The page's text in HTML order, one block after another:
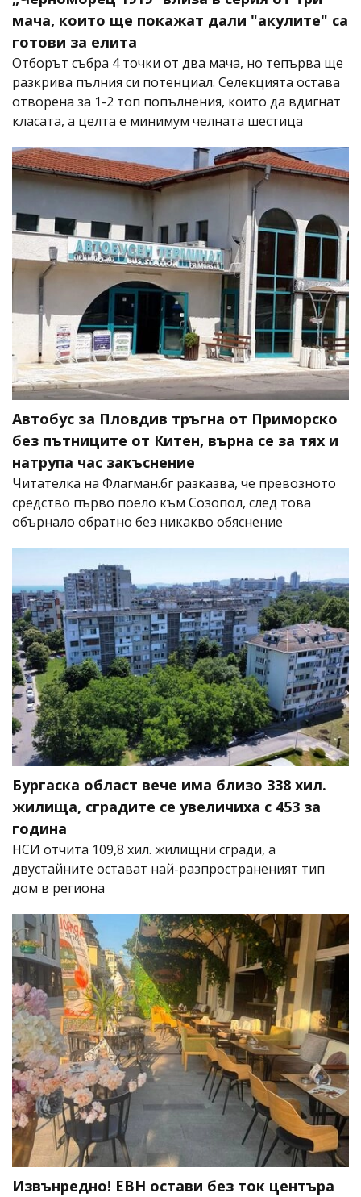
мача, които ще покажат дали "акулите" са
готови за елита
Отборът събра 4 точки от два мача, но тепърва ще
разкрива пълния си потенциал. Селекцията остава
отворена за 1-2 топ попълнения, които да вдигнат
класата, а целта е минимум челната шестица
Автобус за Пловдив тръгна от Приморско
без пътниците от Китен, върна се за тях и
натрупа час закъснение
Читателка на Флагман.бг разказва, че превозното
средство първо поело към Созопол, след това
обърнало обратно без никакво обяснение
Бургаска област вече има близо 338 хил.
жилища, сградите се увеличиха с 453 за
година
НСИ отчита 109,8 хил. жилищни сгради, а
двустайните остават най-разпространеният тип
дом в региона
Извънредно! ЕВН остави без ток центъра